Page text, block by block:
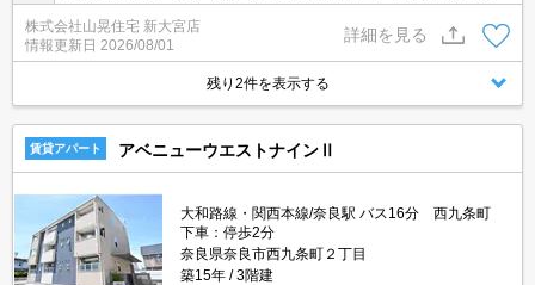
ス・トイレ別のセパレートタイプ☆最上階☆
株式会社山晃住宅 新大宮店
情報更新日 2026/08/01
詳細を見る
残り2件を表示する
賃貸アパート アベニューウエストナインⅡ
大和路線・関西本線/奈良駅 バス16分 西九条町
下車：停歩2分
奈良県奈良市西九条町２丁目
築15年
3階建